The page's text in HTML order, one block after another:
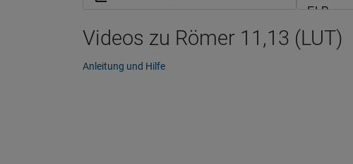
Videos zu Römer 11,13 (LUT)
Anleitung und Hilfe